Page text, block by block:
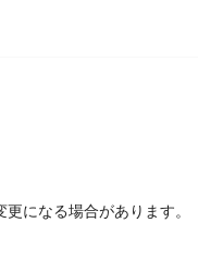
になる場合があります。